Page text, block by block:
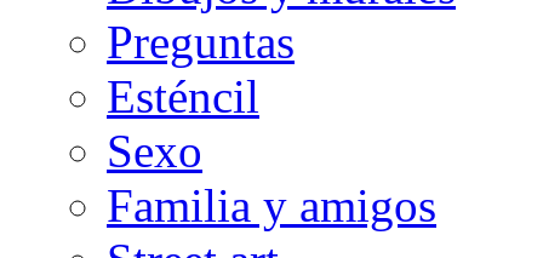
Preguntas
Esténcil
Sexo
Familia y amigos